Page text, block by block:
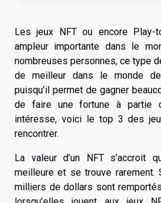
Les jeux NFT ou encore Play-
ampleur importante dans le
nombreuses personnes, ce type
de meilleur dans le monde
puisqu’il permet de gagner
de faire une fortune à partie
intéresse, voici le top 3 des
rencontrer.
La valeur d’un NFT s’accroit
meilleure et se trouve rarement.
milliers de dollars sont